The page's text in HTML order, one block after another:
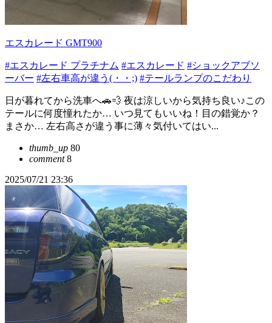
エスカレード GMT900
#エスカレード プラチナム #エスカレード #ショックアブソ
ーバー #左右車高が違う(・・;) #テールランプのこだわり
日が暮れてから洗車へ🚗💨 夜は涼しいから気持ち良い♪この
テールに何度憧れたか… いつ見てもいいね！目の錯覚か？
まさか… 左右高さが違う事に薄々気付いてはい...
thumb_up 80
comment8
2025/07/21 23:36